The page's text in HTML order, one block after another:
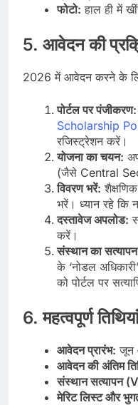
फोटो: हाल ही में
5. आवेदन की
2026 में आवेदन करने के
पोर्टल पर पंजीकरण:
Scholarship
रजिस्ट्रेशन करें।
योजना का चयन:
(जैसे Central
विवरण भरें:
भरें। ध्यान रहे कि
दस्तावेज अपलोड:
करें।
संस्थान का
के ‘नोडल
को पोर्टल पर
6. महत्वपूर्ण
आवेदन प्रारंभ: जून
आवेदन की अंतिम
संस्थान सत्यापन
मेरिट लिस्ट और